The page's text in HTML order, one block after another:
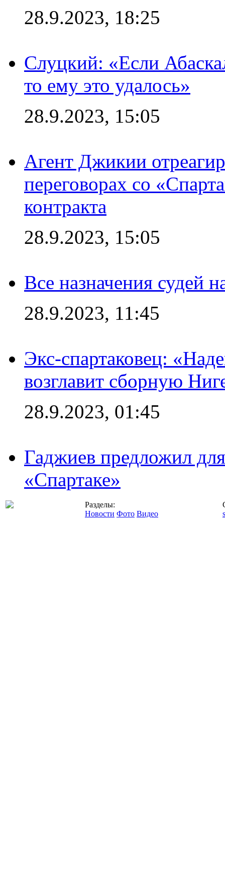
28.9.2023, 18:25
Слуцкий: «Если
то ему это удалось»
28.9.2023, 15:05
Агент Джикии
переговорах со
контракта
28.9.2023, 15:05
Все назначения судей
28.9.2023, 11:45
Экс-спартаковец:
возглавит сборную
28.9.2023, 01:45
Гаджиев предложил
«Спартаке»
Разделы:
Новости Фото Видео